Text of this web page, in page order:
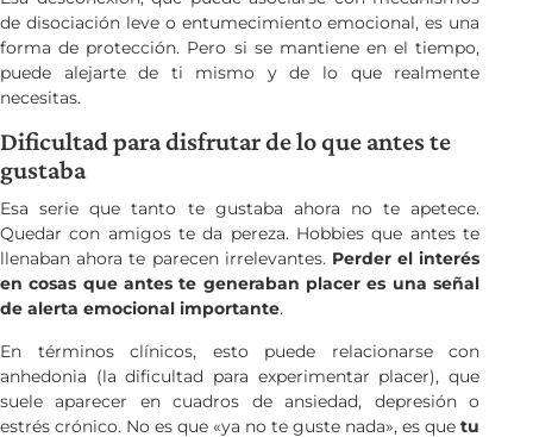
de disociación leve o entumecimiento emocional, es una
forma de protección. Pero si se mantiene en el tiempo,
puede alejarte de ti mismo y de lo que realmente
necesitas.
Dificultad para disfrutar de lo que antes te
gustaba
Esa serie que tanto te gustaba ahora no te apetece.
Quedar con amigos te da pereza. Hobbies que antes te
llenaban ahora te parecen irrelevantes. Perder el interés
en cosas que antes te generaban placer es una señal
de alerta emocional importante.
En términos clínicos, esto puede relacionarse con
anhedonia (la dificultad para experimentar placer), que
suele aparecer en cuadros de ansiedad, depresión o
estrés crónico. No es que «ya no te guste nada», es quetu